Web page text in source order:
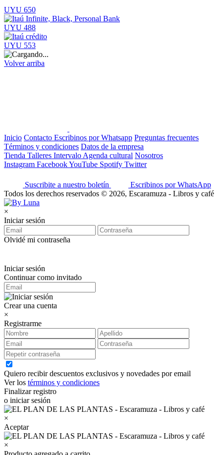
UYU 650
UYU 488
UYU 553
Volver arriba
Inicio Contacto Escribinos por Whatsapp Preguntas frecuentes
Términos y condiciones Datos de la empresa
Tienda Talleres Intervalo Agenda cultural Nosotros
Instagram FacebookYouTube Spotify Twitter
Suscribite a nuestro boletín
Escribinos por WhatsApp
Todos los derechos reservados © 2026, Escaramuza - Libros y café
×
Iniciar sesión
Olvidé mi contraseña
Iniciar sesión
Continuar como invitado
Crear una cuenta
×
Registrarme
Quiero recibir descuentos exclusivos y novedades por email
Ver los términos y condiciones
Finalizar registro
o iniciar sesión
×
Aceptar
×